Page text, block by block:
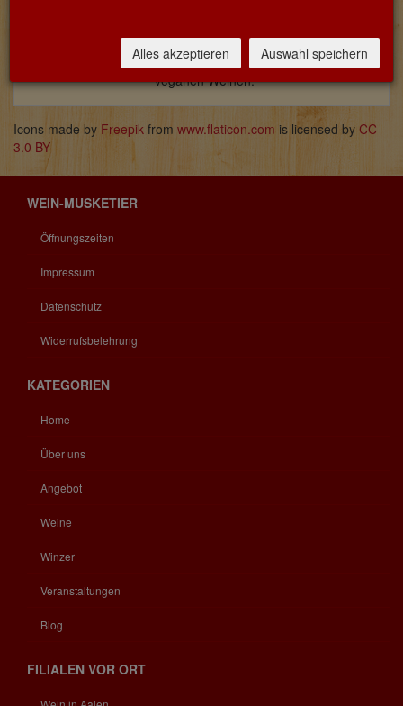
Weingut aus Cariñena in
Zentralspanien mit biozertifizierten und
veganen Weinen.
Icons made by Freepik from www.flaticon.com is licensed byCC
3.0 BY
WEIN-MUSKETIER
Öffnungszeiten
Impressum
Datenschutz
Widerrufsbelehrung
KATEGORIEN
Home
Über uns
Angebot
Weine
Winzer
Veranstaltungen
Blog
FILIALEN VOR ORT
Alles akzeptieren Auswahl speichern